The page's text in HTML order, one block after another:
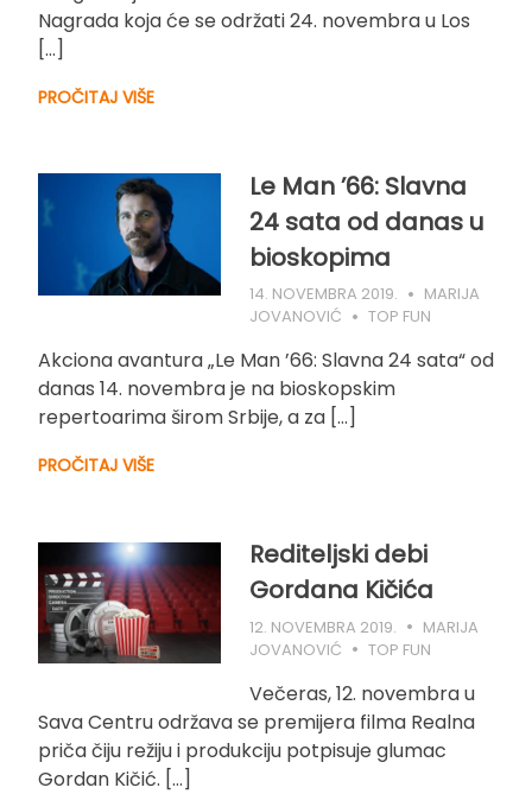
Nagrada koja će se održati 24. novembra u Los
[…]
PROČITAJ VIŠE
Le Man ’66: Slavna
24 sata od danas u
bioskopima
14. NOVEMBRA 2019.
MARIJA
JOVANOVIĆ
TOP FUN
Akciona avantura „Le Man ’66: Slavna 24 sata“ od
danas 14. novembra je na bioskopskim
repertoarima širom Srbije, a za […]
PROČITAJ VIŠE
Rediteljski debi
Gordana Kičića
12. NOVEMBRA 2019.
MARIJA
JOVANOVIĆ
TOP FUN
Večeras, 12. novembra u
Sava Centru održava se premijera filma Realna
priča čiju režiju i produkciju potpisuje glumac
Gordan Kičić. […]